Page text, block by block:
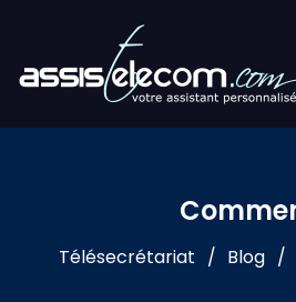
Télésecrétariat Blog